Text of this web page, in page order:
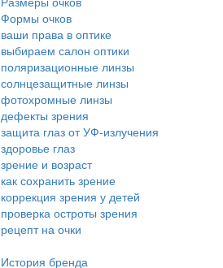
Формы очков
ваши права в оптике
выбираем салон оптики
поляризационные линзы
солнцезащитные линзы
фотохромные линзы
дефекты зрения
защита глаз от УФ-излучения
здоровье глаз
зрение и возраст
как сохранить зрение
коррекция зрения у детей
проверка остроты зрения
рецепт на очки
История бренда